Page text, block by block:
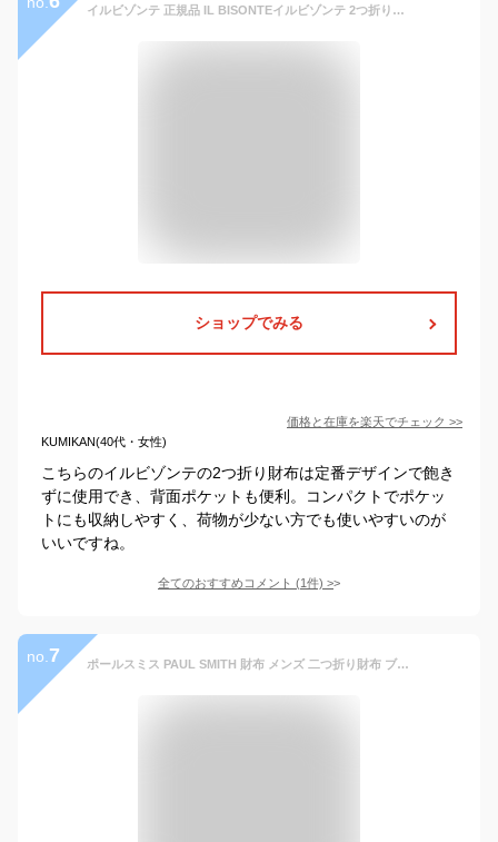
イルビゾンテ 正規品 IL BISONTEイルビゾンテ 2つ折りZipポケットレザーウォレット（ 54_1_ 5452300240 代引手数料無料 メンズ レディース ）（ 財布 2つ折り財布 二つ折り財布 定番 ）（ 商品番号 IB-5-00240 ）
ショップでみる
価格と在庫を楽天でチェック >>
KUMIKAN(40代・女性)
こちらのイルビゾンテの2つ折り財布は定番デザインで飽き
ずに使用でき、背面ポケットも便利。コンパクトでポケッ
トにも収納しやすく、荷物が少ない方でも使いやすいのが
いいですね。
全てのおすすめコメント (1件) >
no. 7 ポールスミス PAUL SMITH 財布 メンズ 二つ折り財布 ブラック BLACKS プリント ミニクーパー ウォレット 黒 小銭入れ付 レザー 本革 シンプル 人気 ブランド 高級 M1A4833 NMISTR 79 MEN WALLET BILLFOLD AND COIN